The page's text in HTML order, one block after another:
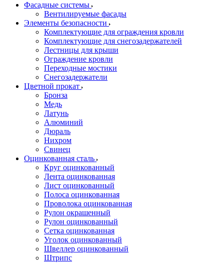
Фасадные системы
Вентилируемые фасады
Элементы безопасности
Комплектующие для ограждения кровли
Комплектующие для снегозадержателей
Лестницы для крыши
Ограждение кровли
Переходные мостики
Снегозадержатели
Цветной прокат
Бронза
Медь
Латунь
Алюминий
Дюраль
Нихром
Свинец
Оцинкованная сталь
Круг оцинкованный
Лента оцинкованная
Лист оцинкованный
Полоса оцинкованная
Проволока оцинкованная
Рулон окрашенный
Рулон оцинкованный
Сетка оцинкованная
Уголок оцинкованный
Швеллер оцинкованный
Штрипс